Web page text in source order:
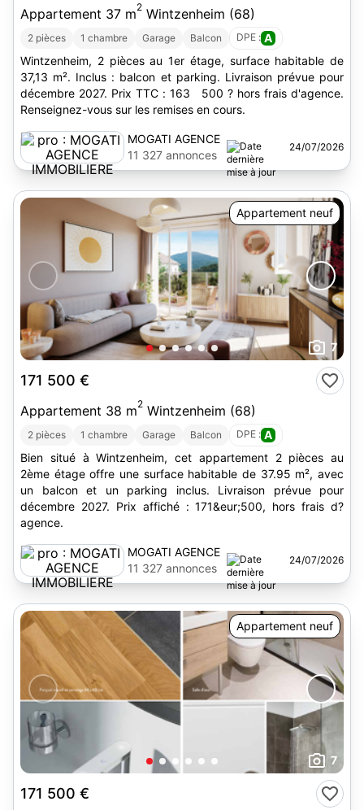
Appartement 37 m2 Wintzenheim (68)
2 pièces 1 chambre Garage Balcon DPE : A
Wintzenheim, 2 pièces au 1er étage, surface habitable de
37,13 m². Inclus : balcon et parking. Livraison prévue pour
décembre 2027. Prix TTC : 163 500 ? hors frais d'agence.
Renseignez-vous sur les remises en cours.
MOGATI AGENCE
IMMOBILIERE
11 327 annonces
24/07/2026
Appartement neuf
7
171 500 €
Appartement 38 m2 Wintzenheim (68)
2 pièces 1 chambre Garage Balcon DPE : A
Bien situé à Wintzenheim, cet appartement 2 pièces au
2ème étage offre une surface habitable de 37.95 m², avec
un balcon et un parking inclus. Livraison prévue pour
décembre 2027. Prix affiché : 171&eur;500, hors frais d?
agence.
MOGATI AGENCE
IMMOBILIERE
11 327 annonces
24/07/2026
Appartement neuf
7
171 500 €